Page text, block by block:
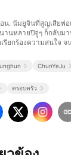
น. นัมยูจินที่สูญเสียพ่
านหลายปีจู่ๆ ก็กลับม
รียกร้องความสนใจ จ
ChunYeJu
ครอบครัว